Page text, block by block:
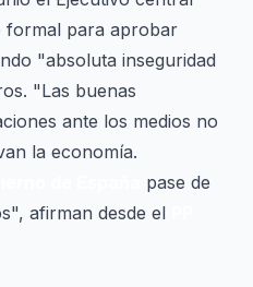
formal para aprobar
"absoluta inseguridad
"Las buenas
ante los medios no
la economía.
pase de
afirman desde el